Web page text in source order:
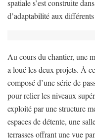
spatiale s’est construite
d’adaptabilité aux
Au cours du chantier, une
a loué les deux projets. À
composé d’une série de
pour relier les niveaux
exploité par une structure
espaces de détente, une
terrasses offrant une vue